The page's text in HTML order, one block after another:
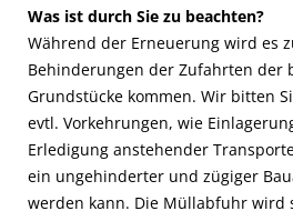
Was ist durch Sie zu beachten?
Während der Erneuerung wird es
Behinderungen der Zufahrten der
Grundstücke kommen. Wir bitten
evtl. Vorkehrungen, wie
Erledigung anstehender
ein ungehinderter und zügiger
werden kann. Die Müllabfuhr wird